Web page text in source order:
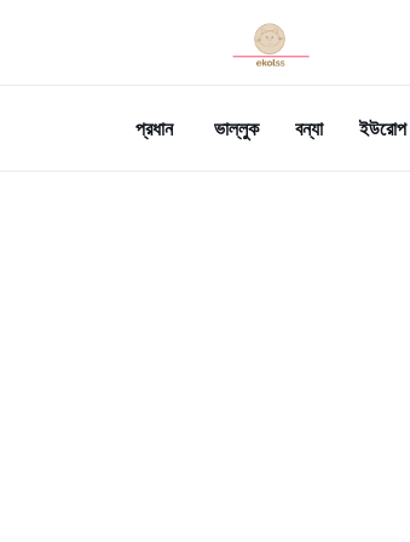
প্রধান ভাল্লুক বন্যা ইউরোপ